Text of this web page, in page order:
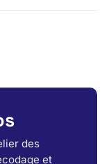
des
et